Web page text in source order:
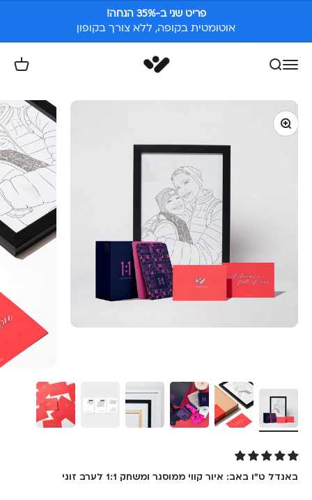
פריט שני ב-35% הנחה!
אוטומטית בקופה, ללא צורך בקופון
פתח תפריט ניווט
פתח חיפוש White Space פתח
תקריב
באנדל ט״ו באב: איור קווי ממוסגר ומשחק 1:1 לערב זוגי